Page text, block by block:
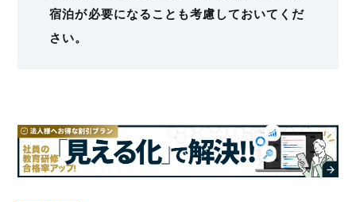
宿泊が必要になることも考慮しておいてくだ
さい。